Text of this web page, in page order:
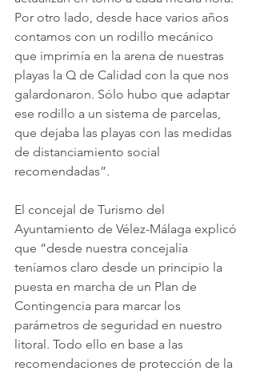
Por otro lado, desde hace varios años
contamos con un rodillo mecánico
que imprimía en la arena de nuestras
playas la Q de Calidad con la que nos
galardonaron. Sólo hubo que adaptar
ese rodillo a un sistema de parcelas,
que dejaba las playas con las medidas
de distanciamiento social
recomendadas”.
El concejal de Turismo del
Ayuntamiento de Vélez-Málaga explicó
que “desde nuestra concejalía
teníamos claro desde un principio la
puesta en marcha de un Plan de
Contingencia para marcar los
parámetros de seguridad en nuestro
litoral. Todo ello en base a las
recomendaciones de protección de la